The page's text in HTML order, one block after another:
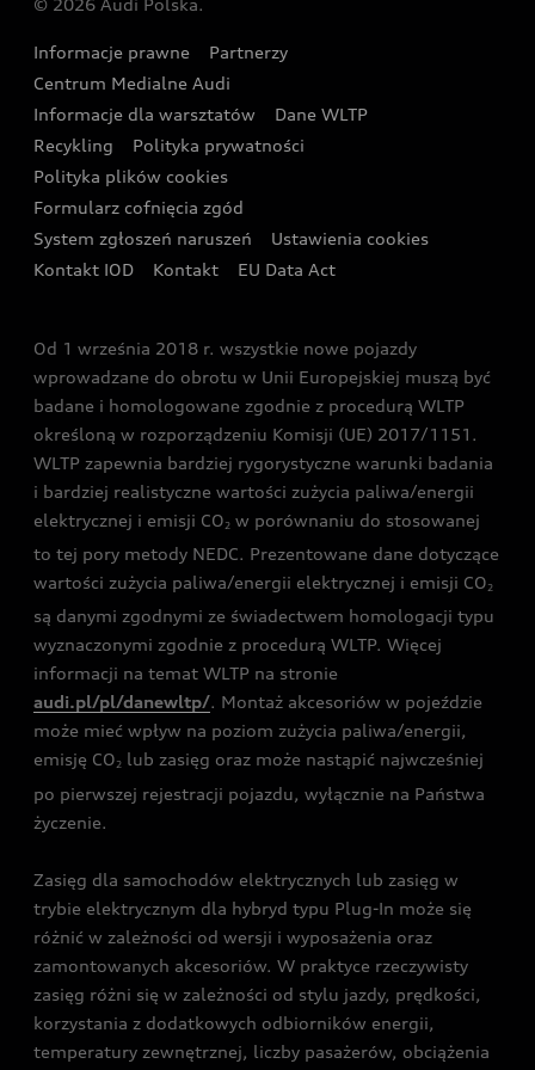
Wyszukaj najbliższego Partnera Audi
Oferta dla przedsiębiorców
Oferta dla klientów prywatnych
Kalkulator rat
Ubezpieczenie
Audi exclusive
Zasięg
Gwarancja
Akcje serwisowe Audi
Katalog online akcesoriów
Audi i Muzeum Sztuki Nowoczesnej w Warszawie
Audi driving experience
Audi quattro Cup
Audi i Puchar Świata w Skokach Narciarskich w
Zakopanem
© 2026 Audi Polska.
Informacje prawne
Partnerzy
Centrum Medialne Audi
Informacje dla warsztatów
Dane WLTP
Recykling
Polityka prywatności
Polityka plików cookies
Formularz cofnięcia zgód
System zgłoszeń naruszeń
Ustawienia cookies
Kontakt IOD
Kontakt EU Data Act
Od 1 września 2018 r. wszystkie nowe pojazdy
wprowadzane do obrotu w Unii Europejskiej muszą być
badane i homologowane zgodnie z procedurą WLTP
określoną w rozporządzeniu Komisji (UE) 2017/1151.
WLTP zapewnia bardziej rygorystyczne warunki badania
i bardziej realistyczne wartości zużycia paliwa/energii
elektrycznej i emisji CO2 w porównaniu do stosowanej
to tej pory metody NEDC. Prezentowane dane dotyczące
wartości zużycia paliwa/energii elektrycznej i emisji CO2
są danymi zgodnymi ze świadectwem homologacji typu
wyznaczonymi zgodnie z procedurą WLTP. Więcej
informacji na temat WLTP na stronie
audi.pl/pl/danewltp/. Montaż akcesoriów w pojeździe
może mieć wpływ na poziom zużycia paliwa/energii,
emisję CO2 lub zasięg oraz może nastąpić najwcześniej
po pierwszej rejestracji pojazdu, wyłącznie na Państwa
życzenie.
Zasięg dla samochodów elektrycznych lub zasięg w
trybie elektrycznym dla hybryd typu Plug-In może się
różnić w zależności od wersji i wyposażenia oraz
zamontowanych akcesoriów. W praktyce rzeczywisty
zasięg różni się w zależności od stylu jazdy, prędkości,
korzystania z dodatkowych odbiorników energii,
temperatury zewnętrznej, liczby pasażerów, obciążenia